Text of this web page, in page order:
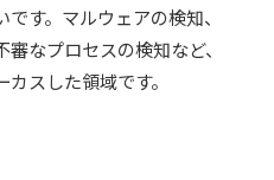
す。マルウェアの検知、
なプロセスの検知など、
スした領域です。